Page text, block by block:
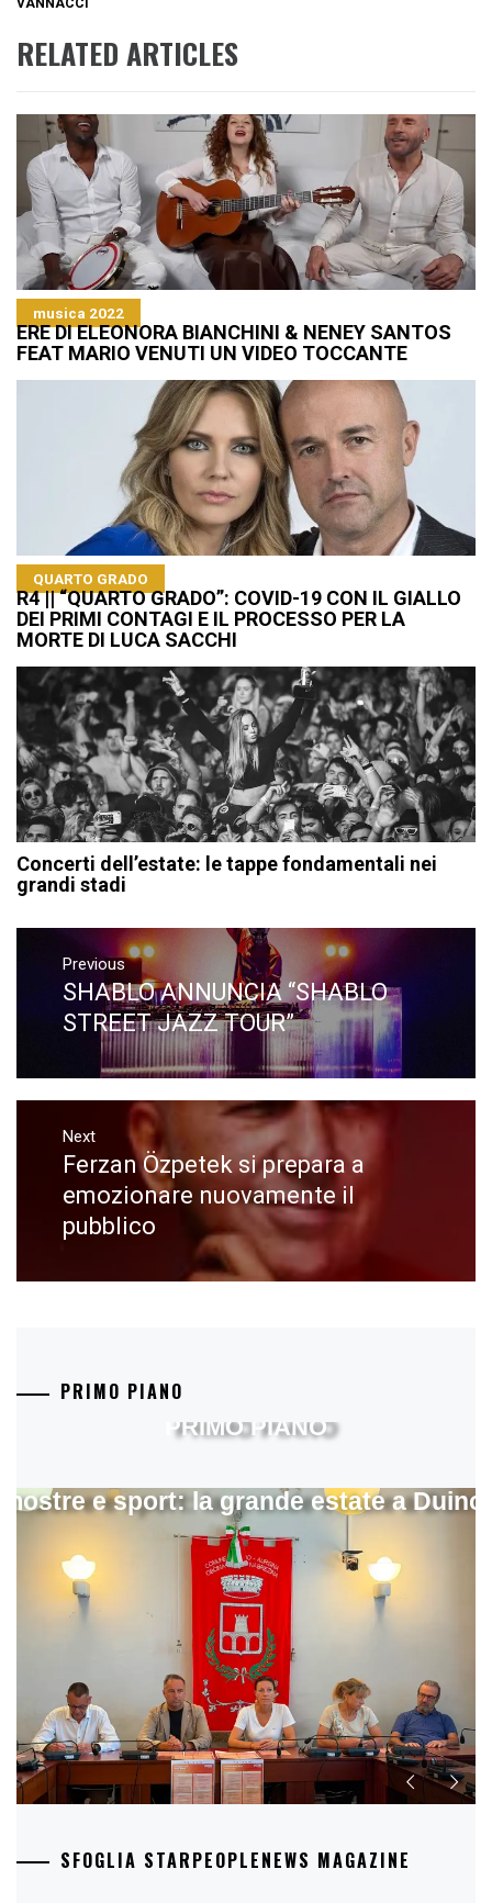
RELATED ARTICLES
musica 2022
ERE DI ELEONORA BIANCHINI & NENEY SANTOS
FEAT MARIO VENUTI UN VIDEO TOCCANTE
QUARTO GRADO
R4 || “QUARTO GRADO”: COVID-19 CON IL GIALLO
DEI PRIMI CONTAGI E IL PROCESSO PER LA
MORTE DI LUCA SACCHI
Concerti dell’estate: le tappe fondamentali nei
grandi stadi
Navigazione
articoli
Previous
Previous
post:
SHABLO ANNUNCIA “SHABLO
STREET JAZZ TOUR”
Next
Next
post:
Ferzan Özpetek si prepara a
emozionare nuovamente il
pubblico
PRIMO PIANO
e sport: la grande estate a
PRIMO PIANO
SFOGLIA STARPEOPLENEWS MAGAZINE